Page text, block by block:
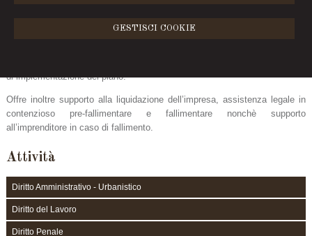
GESTISCI COOKIE
di implementazione del piano.
Offre inoltre supporto alla liquidazione dell’impresa, assistenza legale in
contenzioso pre-fallimentare e fallimentare nonchè supporto
all’imprenditore in caso di fallimento.
Attività
Diritto Amministrativo - Urbanistico
Diritto del Lavoro
Diritto Penale